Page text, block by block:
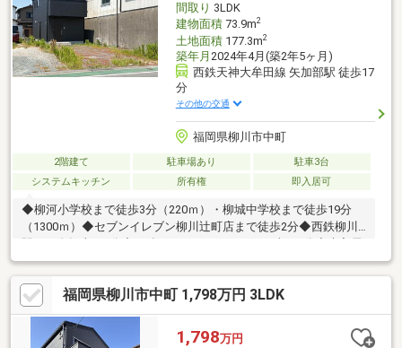
間取り 3LDK
建物面積73.9m2
土地面積177.3m2
築年月 2024年4月(築2年5ヶ月)
西鉄天神大牟田線 矢加部駅 徒歩17
分
その他の交通
福岡県柳川市中町
2階建て 駐車場あり
駐車3台
システムキッチン
所有権 即入居可
◆柳河小学校まで徒歩3分（220ｍ）・柳城中学校まで徒歩19分
（1300ｍ）◆セブンイレブン柳川辻町店まで徒歩2分◆西鉄柳川
物件だから新品の水回りで新生活を始められます
福岡県柳川市中町 1,798万円 3LDK
1,798万円